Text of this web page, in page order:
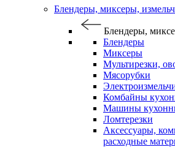
Блендеры, миксеры,
Блендеры,
Блендеры
Миксеры
Мультирезки,
Мясорубки
Комбайны
Машины
Ломтерезки
Аксессуары,
расходные